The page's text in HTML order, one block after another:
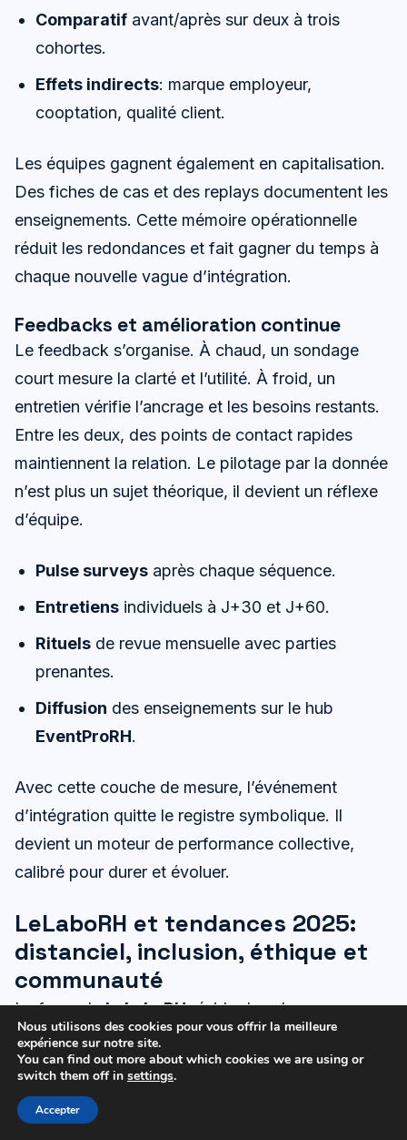
Comparatif avant/après sur deux à trois
cohortes.
Effets indirects: marque employeur,
cooptation, qualité client.
Les équipes gagnent également en capitalisation.
Des fiches de cas et des replays documentent les
enseignements. Cette mémoire opérationnelle
réduit les redondances et fait gagner du temps à
chaque nouvelle vague d’intégration.
Feedbacks et amélioration continue
Le feedback s’organise. À chaud, un sondage
court mesure la clarté et l’utilité. À froid, un
entretien vérifie l’ancrage et les besoins restants.
Entre les deux, des points de contact rapides
maintiennent la relation. Le pilotage par la donnée
n’est plus un sujet théorique, il devient un réflexe
d’équipe.
Pulse surveys après chaque séquence.
Entretiens individuels à J+30 et J+60.
Rituels de revue mensuelle avec parties
prenantes.
Diffusion des enseignements sur le hub
EventProRH.
Avec cette couche de mesure, l’événement
d’intégration quitte le registre symbolique. Il
devient un moteur de performance collective,
calibré pour durer et évoluer.
LeLaboRH et tendances 2025:
distanciel, inclusion, éthique et
communauté
La force duLeLaboRHréside dans la
communauté et le partage. En tant qu’écosystème
dédié à l’innovation RH, le Lab connecte
entreprises, startups, écoles et institutions. Par ce
biais, les pratiques d’onboarding se testent, se
Nous utilisons des cookies pour vous offrir la meilleure
expérience sur notre site.
You can find out more about which cookies we are using or
switch them off in settings.
Accepter